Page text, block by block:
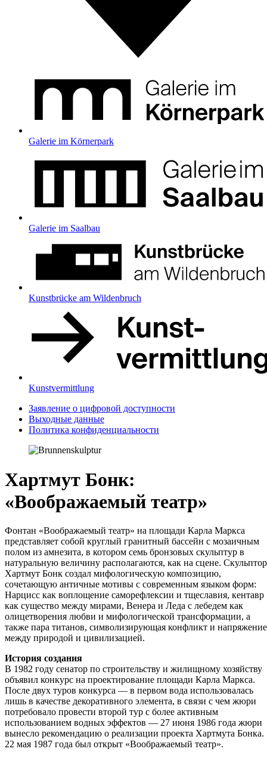
Galerie im Körnerpark
Galerie im Saalbau
Kunstbrücke am Wildenbruch
Kunstvermittlung
Заявление о цифровой доступности
Выходные данные
Политика конфиденциальности
Хартмут Бонк:
«Воображаемый театр»
Фонтан «Воображаемый театр» на площади Карла Маркса
представляет собой круглый гранитный бассейн с мозаичным
полом из амнезита, в котором семь бронзовых скульптур в
натуральную величину располагаются, как на сцене. Скульптор
Хартмут Бонк создал мифологическую композицию,
сочетающую античные мотивы с современным языком форм:
Нарцисс как воплощение саморефлексии и тщеславия, кентавр
как существо между мирами, Венера и Леда с лебедем как
олицетворения любви и мифологической трансформации, а
также пара титанов, символизирующая конфликт и напряжение
между природой и цивилизацией.
История создания
В 1982 году сенатор по строительству и жилищному хозяйству
объявил конкурс на проектирование площади Карла Маркса.
После двух туров конкурса — в первом вода использовалась
лишь в качестве декоративного элемента, в связи с чем жюри
потребовало провести второй тур с более активным
использованием водных эффектов — 27 июня 1986 года жюри
вынесло рекомендацию о реализации проекта Хартмута Бонка.
22 мая 1987 года был открыт «Воображаемый театр».